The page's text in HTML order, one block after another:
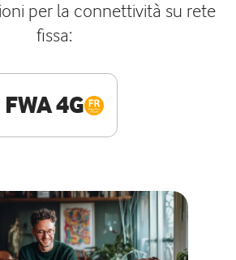
per la connettività su rete
fissa:
FWA 4G